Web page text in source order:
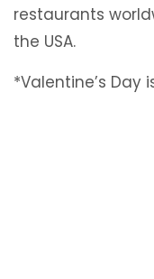
restaurants
the USA.
*Valentine’s Day